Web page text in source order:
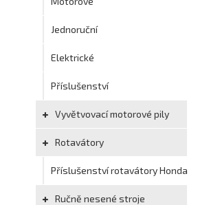
Jednoruční
Elektrické
Příslušenství
Vyvětvovací motorové pily
Rotavátory
Příslušenství rotavátory Honda
Ručně nesené stroje